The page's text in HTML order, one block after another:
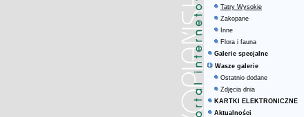
Tatry Wysokie
Zakopane
Inne
Flora i fauna
Galerie specjalne
Wasze galerie
Ostatnio dodane
Zdjęcia dnia
KARTKI ELEKTRONICZNE
Aktualności